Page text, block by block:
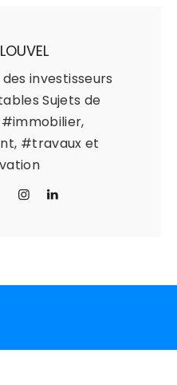
investisseurs
Sujets de
#travaux et